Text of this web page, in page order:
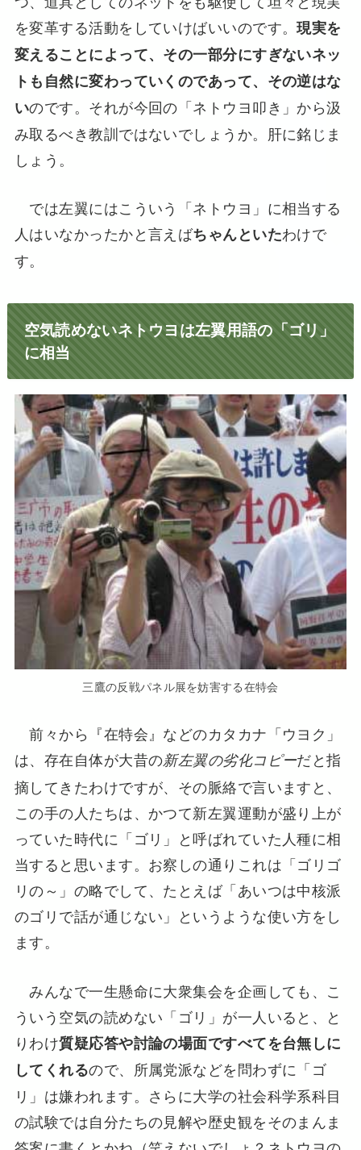
を変革する活動をしていけばいいのです。現実を
変えることによって、その一部分にすぎないネッ
トも自然に変わっていくのであって、その逆はな
いのです。それが今回の「ネトウヨ叩き」から汲
み取るべき教訓ではないでしょうか。肝に銘じま
しょう。
では左翼にはこういう「ネトウヨ」に相当する
人はいなかったかと言えばちゃんといたわけで
す。
空気読めないネトウヨは左翼用語の「ゴリ」
に相当
三鷹の反戦パネル展を妨害する在特会
前々から『在特会』などのカタカナ「ウヨク」
は、存在自体が大昔の新左翼の劣化コピーだと指
摘してきたわけですが、その脈絡で言いますと、
この手の人たちは、かつて新左翼運動が盛り上が
っていた時代に「ゴリ」と呼ばれていた人種に相
当すると思います。お察しの通りこれは「ゴリゴ
リの～」の略でして、たとえば「あいつは中核派
のゴリで話が通じない」というような使い方をし
ます。
みんなで一生懸命に大衆集会を企画しても、こ
ういう空気の読めない「ゴリ」が一人いると、と
りわけ質疑応答や討論の場面ですべてを台無しに
してくれるので、所属党派などを問わずに「ゴ
リ」は嫌われます。さらに大学の社会科学系科目
の試験では自分たちの見解や歴史観をそのまんま